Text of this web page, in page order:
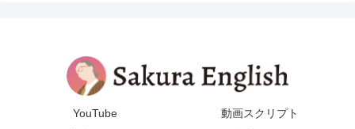
YouTube
動画スクリプト